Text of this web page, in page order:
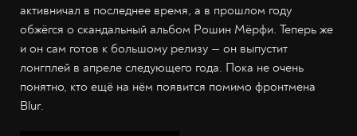
активничал в последнее время, а в прошлом году
обжёгся о скандальный альбом Рошин Мёрфи. Теперь же
и он сам готов к большому релизу — он выпустит
лонгплей в апреле следующего года. Пока не очень
понятно, кто ещё на нём появится помимо фронтмена
Blur.